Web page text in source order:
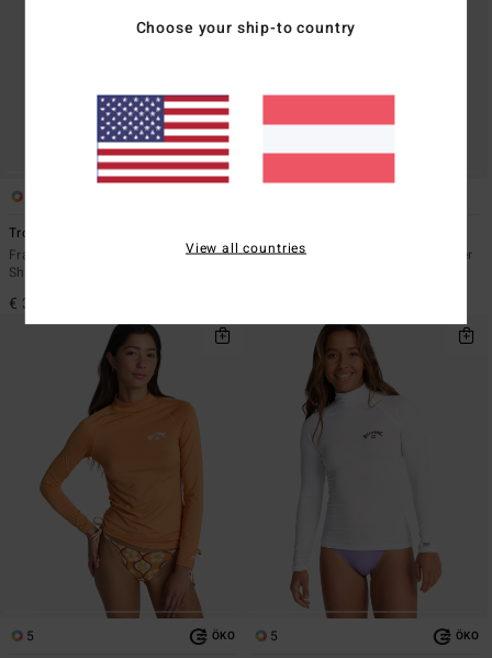
Tropic Surf
Frauen Grün Langärmliges Surf-T-
Shirt mit UPF 50
€ 35,95
Frauen Blau Langärmliger, kürzerer
5 ÖKO 5 ÖKO
Choose your ship-to country
View all countries